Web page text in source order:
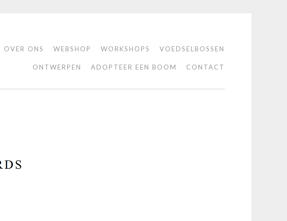
OVER ONS WEBSHOP WORKSHOPS VOEDSELBOSSEN
ONTWERPEN ADOPTEER EEN BOOM CONTACT